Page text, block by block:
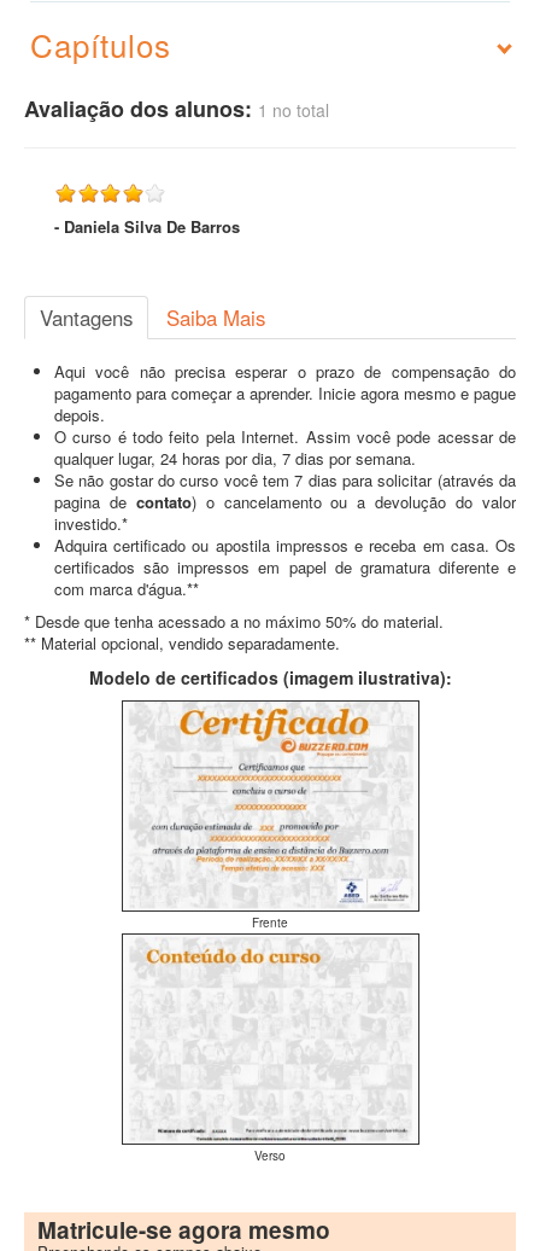
Capítulos
Avaliação dos alunos: 1 no total
- Daniela Silva De Barros
Vantagens Saiba Mais
Aqui você não precisa esperar o prazo de compensação do
pagamento para começar a aprender. Inicie agora mesmo e pague
depois.
O curso é todo feito pela Internet. Assim você pode acessar de
qualquer lugar, 24 horas por dia, 7 dias por semana.
Se não gostar do curso você tem 7 dias para solicitar (através da
pagina de contato) o cancelamento ou a devolução do valor
investido.*
Adquira certificado ou apostila impressos e receba em casa. Os
certificados são impressos em papel de gramatura diferente e
com marca d'água.**
* Desde que tenha acessado a no máximo 50% do material.
** Material opcional, vendido separadamente.
Modelo de certificados (imagem ilustrativa):
Frente
Verso
Matricule-se agora mesmo